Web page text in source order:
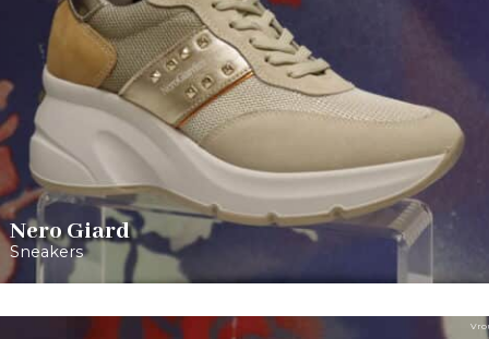
Nero Giard
Sneakers